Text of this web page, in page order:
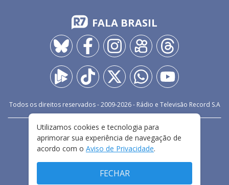
FALA BRASIL
Todos os direitos reservados - 2009-2026- Rádio e Televisão Record S.A
FALE CONOSCO
PRIVACIDADE
TERMOS E CONDIÇÕES DE USO
Utilizamos cookies e tecnologia para
aprimorar sua experiência de navegação de
acordo com o Aviso de Privacidade.
FECHAR